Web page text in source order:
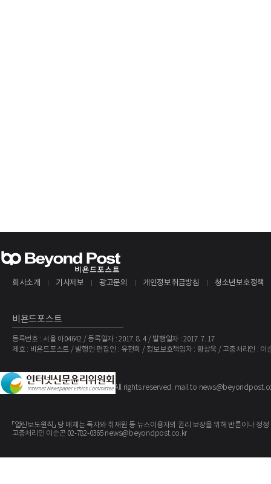
회사소개 기사제보 광고문의 개인정보취급방침 청소년보호정책
비욘드포스트
등록번호 : 서울 아04642 / 등록일자 : 2017. 8. 4 / 발행일자 : 2017. 7. 17
제호 : 비욘드포스트 / 발행인·편집인 : 유현희 / 정보보호책임자 : 황상욱 / 고충처리인 : 이
Copyright ©The BeyondPost. All rights reserved. mail to
「열린보도원칙」 당 매체는 독자와 취재원 등 뉴스이용자의 권리 보장을 위해 반론이나
고충처리인 이순곤 02-782-0365 news@beyondpost.co.kr